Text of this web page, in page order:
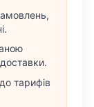
тарифів